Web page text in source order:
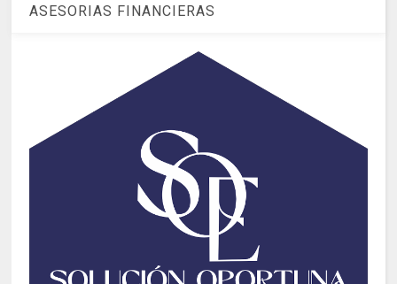
ASESORIAS FINANCIERAS